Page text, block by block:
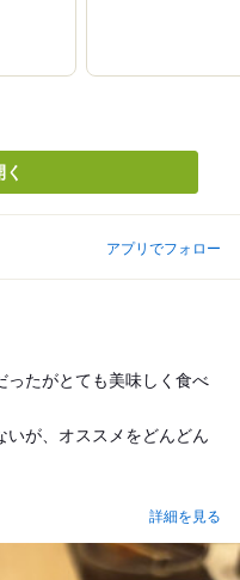
アプリでフォロー
ったがとても美味しく食べ
いが、オススメをどんどん
詳細を見る